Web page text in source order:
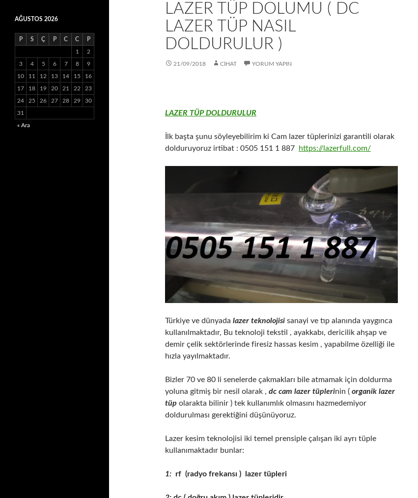
LAZER TÜP DOLUMU ( DC
LAZER TÜP NASIL
DOLDURULUR )
21/09/2018 CIHAT YORUM YAPIN
LAZER TÜP DOLDURULUR
İlk başta şunu söyleyebilirim ki Cam lazer tüplerinizi garantili olarak
dolduruyoruz irtibat : 0505 151 1 887
https://lazerfull.com/
Türkiye ve dünyada lazer teknolojisi sanayi ve tıp alanında yaygınca
kullanılmaktadır, Bu teknoloji tekstil , ayakkabı, dericilik ahşap ve
demir çelik sektörlerinde firesiz hassas kesim , yapabilme özelliği ile
hızla yayılmaktadır.
Bizler 70 ve 80 li senelerde çakmakları bile atmamak için doldurma
yoluna gitmiş bir nesil olarak , dc cam lazer tüplerinin ( organik lazer
tüp olarakta bilinir ) tek kullanımlık olmasını hazmedemiyor
doldurulması gerektiğini düşünüyoruz.
Lazer kesim teknolojisi iki temel prensiple çalışan iki ayrı tüple
kullanımaktadır bunlar:
1: rf (radyo frekansı ) lazer tüpleri
AĞUSTOS 2026
P S Ç P C C P
1 2
3 4 5 6 7 8 9
10 11 12 13 14 15 16
17 18 19 20 21 22 23
24 25 26 27 28 29 30
31
« Ara